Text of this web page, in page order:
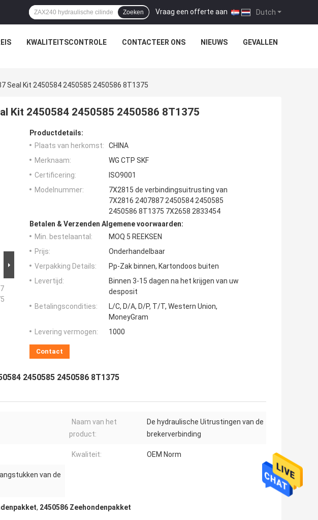
Dutch
Vraag een offerte aan |
Zoeken
KWALITEITSCONTROLE CONTACTEER ONS NIEUWS GEVALLEN
Seal Kit 2450584 2450585 2450586 8T1375
Kit 2450584 2450585 2450586 8T1375
Productdetails:
Plaats van herkomst:
CHINA
Merknaam:
WG CTP SKF
Certificering:
ISO9001
Modelnummer:
7X2815 de verbindingsuitrusting van
7X2816 2407887 2450584 2450585
2450586 8T1375 7X2658 2833454
Betalen & Verzenden Algemene voorwaarden:
Min. bestelaantal:
MOQ 5 REEKSEN
Prijs:
Onderhandelbaar
Verpakking Details:
Pp-Zak binnen, Kartondoos buiten
Levertijd:
Binnen 3-15 dagen na het krijgen van uw
desposit
Betalingscondities:
L/C, D/A, D/P, T/T, Western Union,
MoneyGram
Levering vermogen:
1000
Contact
2450585 2450586 8T1375
Naam van het
product:
De hydraulische Uitrustingen van de
brekerverbinding
Kwaliteit: OEM Norm
van de
, 2450586 Zeehondenpakket